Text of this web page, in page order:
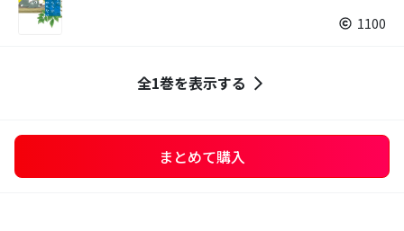
1100
全1巻を表示する
まとめて購入